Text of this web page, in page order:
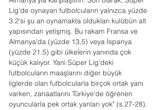
Lig'de oynayan futbolcuların yalnızca yüzde
3.2'si şu an oynamakta oldukları kulübün alt
yapısından yetişmiş. Bu rakam Fransa ve
Almanya'da (yüzde 13,5) veya İspanya
(yüzde 21.5) gibi ülkelerin yanında çok
küçük kalıyor. Yani Süper Lig'deki
futbolcuların maaşlarını diğer büyük
liglerde olan futbolcularla birçok ortak yanı
varken, zanaatlarını Türkiye'de öğrenen
oyuncularla pek ortak yanları yok" (s.27-28).